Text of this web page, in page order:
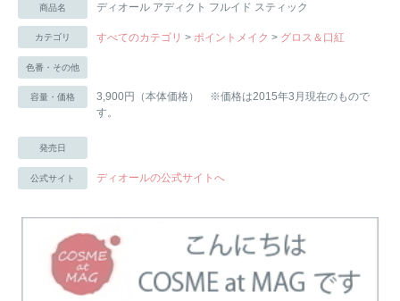
商品名 ディオール アディクト フルイド スティック
カテゴリ すべてのカテゴリ > ポイントメイク > グロス＆口紅
色番・その他
容量・価格
3,900円（本体価格） ※価格は2015年3月現在のもので
す。
発売日
公式サイト ディオールの公式サイトへ